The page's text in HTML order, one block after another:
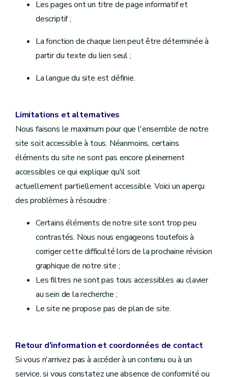
Les pages ont un titre de page informatif et
descriptif ;
La fonction de chaque lien peut être déterminée à
partir du texte du lien seul ;
La langue du site est définie.
Limitations et alternatives
Nous faisons le maximum pour que l'ensemble de notre
site soit accessible à tous. Néanmoins, certains
éléments du site ne sont pas encore pleinement
accessibles ce qui explique qu'il soit
actuellement partiellement accessible. Voici un aperçu
des problèmes à résoudre :
Certains éléments de notre site sont trop peu
contrastés. Nous nous engageons toutefois à
corriger cette difficulté lors de la prochaine révision
graphique de notre site ;
Les filtres ne sont pas tous accessibles au clavier
au sein de la recherche ;
Le site ne propose pas de plan de site.
Retour d'information et coordonnées de contact
Si vous n'arrivez pas à accéder à un contenu ou à un
service, si vous constatez une absence de conformité ou